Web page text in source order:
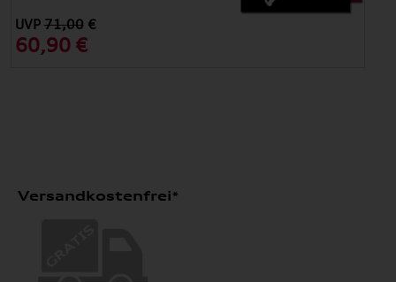
UVP 71,00€
60,90 €
Versandkostenfrei*